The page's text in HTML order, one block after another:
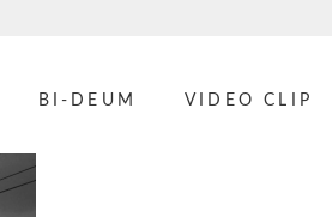
BI-DEUM VIDEO CLIP